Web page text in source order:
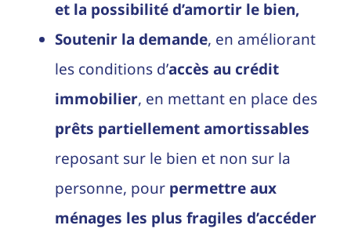
et la possibilité d’amortir le bien,
Soutenir la demande, en améliorant
les conditions d’accès au crédit
immobilier, en mettant en place des
prêts partiellement amortissables
reposant sur le bien et non sur la
personne, pour permettre aux
ménages les plus fragiles d’accéder